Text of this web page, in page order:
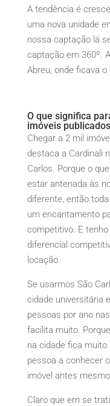
A tendência é
uma nova unidade
nossa captação lá
captação em 360º.
Abreu, onde ficava
O que significa
imóveis
Chegar a 2 mil
destaca a Cardinali
Carlos. Porque o
estar antenada às
diferente, então
um encantamento
competitivo. E
diferencial
locação.
Se usarmos São
cidade universitária
pessoas por ano
facilita muito.
na cidade fica muito
pessoa a conhecer
imóvel antes
Claro que em se